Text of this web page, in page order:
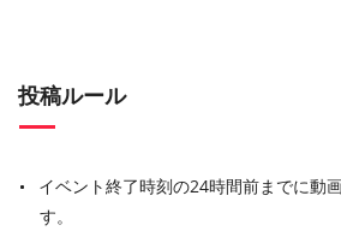
投稿ルール
イベント終了時刻の24時間前までに動
す。